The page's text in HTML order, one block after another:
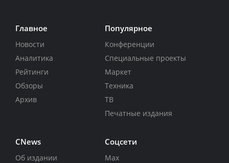
Главное
Новости
Аналитика
Рейтинги
Обзоры
Архив
Популярное
Конференции
Специальные проекты
Маркет
Техника
ТВ
Печатные издания
CNews
Об издании
Соцсети
Max